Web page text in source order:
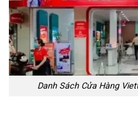
Danh Sách Cửa Hàng